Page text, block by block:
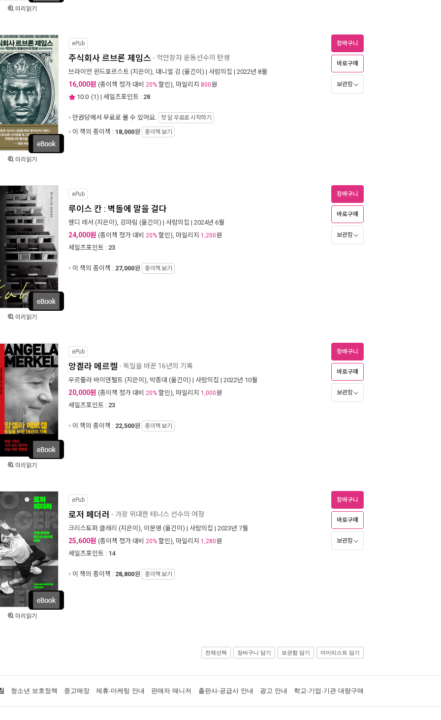
미리읽기
미리읽기
ePub
주식회사 르브론 제임스 - 억만장자 운동선수의 탄생
브라이언 윈드호르스트 (지은이), 대니얼 김 (옮긴이) | 사람의집 | 2022년 8월
16,000원 (종이책 정가 대비 20% 할인), 마일리지 800원
10.0 (1) | 세일즈포인트 : 28
만권당에서 무료로 볼 수 있어요. 첫 달 무료로 시작하기
이 책의 종이책 : 18,000원 종이책 보기
장바구니
바로구매
보관함
미리읽기
ePub
루이스 칸 : 벽돌에 말을 걸다
웬디 레서 (지은이), 김마림 (옮긴이) | 사람의집 | 2024년 6월
24,000원 (종이책 정가 대비 20% 할인), 마일리지 1,200원
세일즈포인트 : 23
이 책의 종이책 : 27,000원 종이책 보기
장바구니
바로구매
보관함
미리읽기
ePub
앙겔라 메르켈 - 독일을 바꾼 16년의 기록
우르줄라 바이덴펠트 (지은이), 박종대 (옮긴이) | 사람의집 | 2022년 10월
20,000원 (종이책 정가 대비 20% 할인), 마일리지 1,000원
세일즈포인트 : 23
이 책의 종이책 : 22,500원 종이책 보기
장바구니
바로구매
보관함
미리읽기
ePub
로저 페더러 - 가장 위대한 테니스 선수의 여정
크리스토퍼 클레리 (지은이), 이문영 (옮긴이) | 사람의집 | 2023년 7월
25,600원 (종이책 정가 대비 20% 할인), 마일리지 1,280원
세일즈포인트 : 14
이 책의 종이책 : 28,800원 종이책 보기
장바구니
바로구매
보관함
전체선택 장바구니 담기 보관함 담기 마이리스트 담기
청소년 보호정책 중고매장 제휴·마케팅 안내 판매자 매니저 출판사·공급사 안내 광고 안내 학교·기업·기관 대량구매